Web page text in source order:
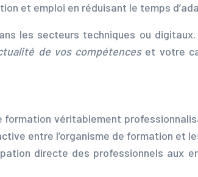
et emploi en réduisant le temps
les secteurs techniques ou
de vos compétences et votre
formation véritablement
entre l’organisme de formation et
directe des professionnels aux